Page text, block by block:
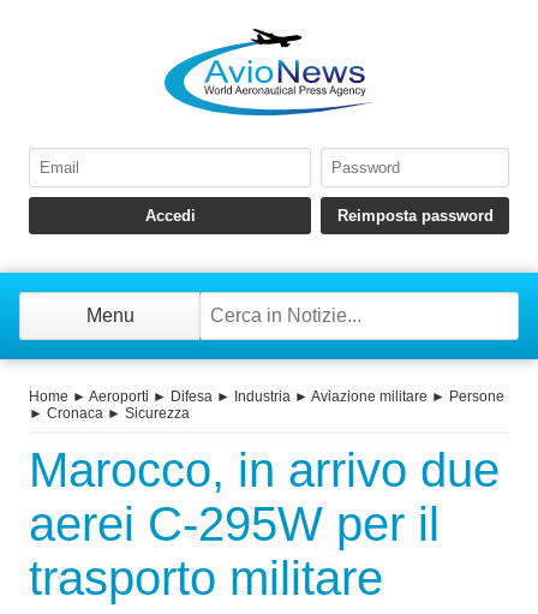
Menu
Home ► Aeroporti ► Difesa ► Industria ► Aviazione militare ► Persone
► Cronaca ► Sicurezza
Marocco, in arrivo due
aerei C-295W per il
trasporto militare